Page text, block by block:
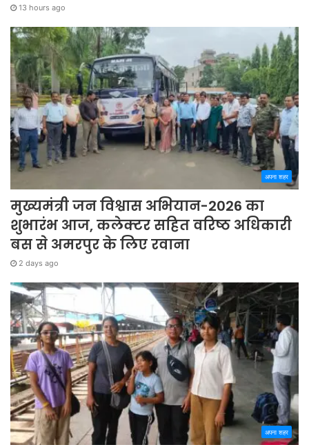
13 hours ago
अपना शहर
मुख्यमंत्री जन विश्वास अभियान-2026 का
शुभारंभ आज, कलेक्टर सहित वरिष्ठ अधिकारी
बस से अमरपुर के लिए रवाना
2 days ago
अपना शहर